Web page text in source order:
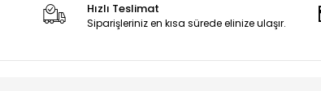
Hızlı Teslimat
Siparişleriniz en kısa sürede elinize ulaşır.